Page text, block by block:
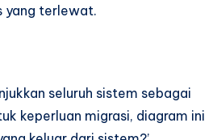
yang terlewat.
seluruh sistem sebagai
keperluan migrasi, diagram ini